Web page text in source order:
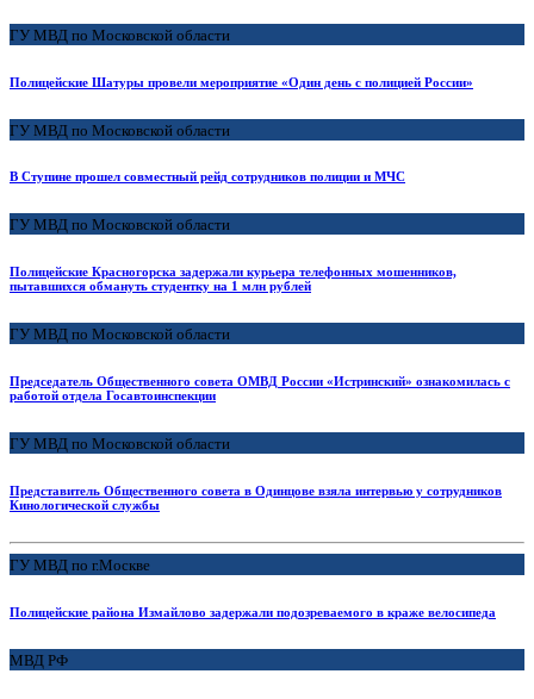
ГУ МВД по Московской области
Полицейские Шатуры провели мероприятие «Один день с полицией России»
ГУ МВД по Московской области
В Ступине прошел совместный рейд сотрудников полиции и МЧС
ГУ МВД по Московской области
Полицейские Красногорска задержали курьера телефонных мошенников,
пытавшихся обмануть студентку на 1 млн рублей
ГУ МВД по Московской области
Председатель Общественного совета ОМВД России «Истринский» ознакомилась с
работой отдела Госавтоинспекции
ГУ МВД по Московской области
Представитель Общественного совета в Одинцове взяла интервью у сотрудников
Кинологической службы
ГУ МВД по г.Москве
Полицейские района Измайлово задержали подозреваемого в краже велосипеда
МВД РФ